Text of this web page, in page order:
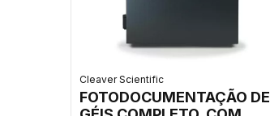
Cleaver Scientific
FOTODOCUMENTAÇÃO DE